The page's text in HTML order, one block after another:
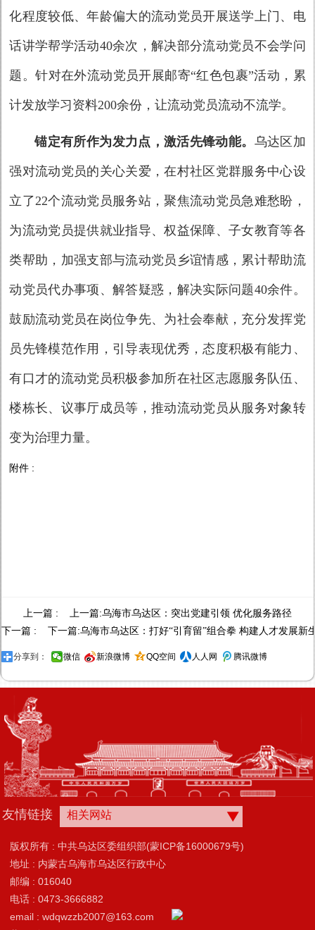
化程度较低、年龄偏大的流动党员开展送学上门、电
话讲学帮学活动40余次，解决部分流动党员不会学问
题。针对在外流动党员开展邮寄“红色包裹”活动，累
计发放学习资料200余份，让流动党员流动不流学。
锚定有所作为发力点，激活先锋动能。 乌达区 加
强对流动党员的关心关爱，在村社区党群服务中心设
立了22个流动党员服务站，聚焦流动党员急难愁盼，
为流动党员提供就业指导、权益保障、子女教育等各
类帮助，加强支部与流动党员乡谊情感，累计帮助流
动党员代办事项、解答疑惑，解决实际问题40余件。
鼓励流动党员在岗位争先、为社会奉献，充分发挥党
员先锋模范作用，引导表现优秀，态度积极有能力、
有口才的流动党员积极参加所在社区志愿服务队伍、
楼栋长、议事厅成员等，推动流动党员从服务对象转
变为治理力量。
附件 :
上一篇 : 上一篇:乌海市乌达区：突出党建引领 优化服务路径
下一篇 : 下一篇:乌海市乌达区：打好“引育留”组合拳 构建人才发展新
分享到： 微信 新浪微博 QQ空间 人人网 腾讯微博
友情链接 相关网站
版权所有 : 中共乌达区委组织部(蒙ICP备16000679号)
地址 : 内蒙古乌海市乌达区行政中心
邮编 : 016040
电话 : 0473-3666882
email : wdqwzzb2007@163.com